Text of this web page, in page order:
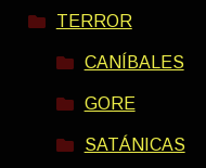
TERROR
CANÍBALES
GORE
SATÁNICAS